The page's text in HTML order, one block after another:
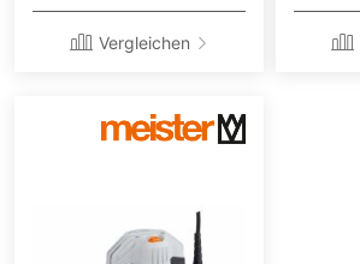
Vergleichen